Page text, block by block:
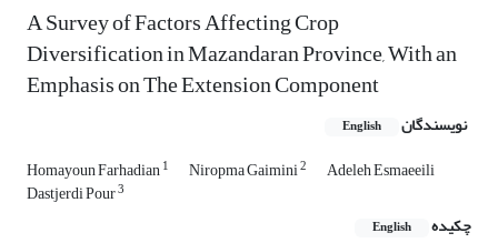
A Survey of Factors Affecting Crop
Diversification in Mazandaran Province, With an
Emphasis on The Extension Component
نویسندگان English
Homayoun Farhadian1 Niropma Gaimini2 Adeleh Esmaeeili
Dastjerdi Pour3
چکیده English